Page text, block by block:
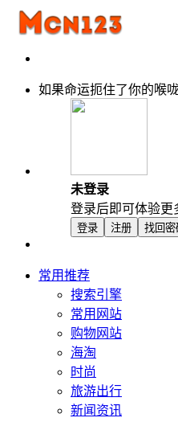
如果命运扼住了你的喉
未登录
登录后即可体验更
登录 注册 找回密
常用推荐
搜索引擎
常用网站
购物网站
海淘
时尚
旅游出行
新闻资讯